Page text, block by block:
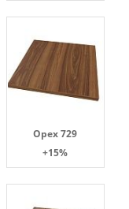
Орех 729
+15%